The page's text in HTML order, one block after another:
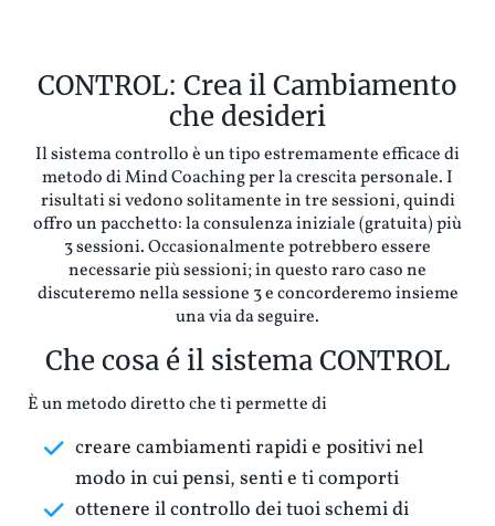
CONTROL: Crea il Cambiamento
che desideri
Il sistema controllo è un tipo estremamente efficace di
metodo di Mind Coaching per la crescita personale. I
risultati si vedono solitamente in tre sessioni, quindi
offro un pacchetto: la consulenza iniziale (gratuita) più
3 sessioni. Occasionalmente potrebbero essere
necessarie più sessioni; in questo raro caso ne
discuteremo nella sessione 3 e concorderemo insieme
una via da seguire.
Che cosa é il sistema CONTROL
È un metodo diretto che ti permette di
creare cambiamenti rapidi e positivi nel
modo in cui pensi, senti e ti comporti
ottenere il controllo dei tuoi schemi di